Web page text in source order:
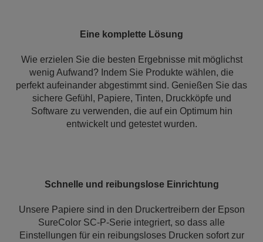
Eine komplette Lösung
Wie erzielen Sie die besten Ergebnisse mit möglichst
wenig Aufwand? Indem Sie Produkte wählen, die
perfekt aufeinander abgestimmt sind. Genießen Sie das
sichere Gefühl, Papiere, Tinten, Druckköpfe und
Software zu verwenden, die auf ein Optimum hin
entwickelt und getestet wurden.
Schnelle und reibungslose Einrichtung
Unsere Papiere sind in den Druckertreibern der Epson
SureColor SC-P-Serie integriert, so dass alle
Einstellungen für ein reibungsloses Drucken sofort zur